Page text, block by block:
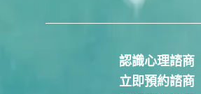
認識心理諮商
立即預約諮商